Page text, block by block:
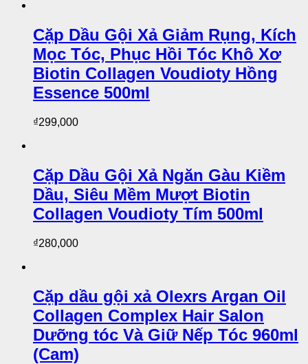
Cặp Dầu Gội Xả Giảm Rụng, Kích
Mọc Tóc, Phục Hồi Tóc Khô Xơ
Biotin Collagen Voudioty Hồng
Essence 500ml
₫299,000
Cặp Dầu Gội Xả Ngăn Gàu Kiềm
Dầu, Siêu Mềm Mượt Biotin
Collagen Voudioty Tím 500ml
₫280,000
Cặp dầu gội xả Olexrs Argan Oil
Collagen Complex Hair Salon
Dưỡng tóc Và Giữ Nếp Tóc 960ml
(Cam)